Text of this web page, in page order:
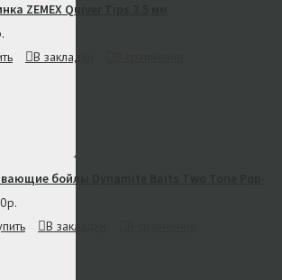
ZEMEX Quiver Tips 3.5 мм
В закладки
бойлы Dynamite Baits Two Tone Pop-
В закладки